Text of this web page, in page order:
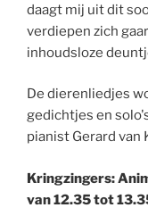
daagt mij uit dit
verdiepen zich
inhoudsloze
De dierenliedjes
gedichtjes en
pianist Gerard van
Kringzingers:
van 12.35 tot